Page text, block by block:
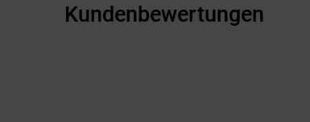
Kundenbewertungen